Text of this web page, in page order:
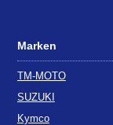
Marken
TM-MOTO
SUZUKI
Kymco